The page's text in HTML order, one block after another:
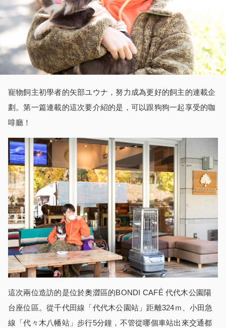
寵物飼主初學者的矢部ユウナ，努力成為更好的飼主的連載企
劃。第一篇連載的這次要介紹的是，可以跟狗狗一起享受的咖
啡廳！
這次兩位造訪的是位於奧澀區的BONDI CAFÉ 代代木公園陽
台座位區。從千代田線「代代木公園站」距離324ｍ、小田急
線「代々木八幡站」步行5分鐘，不管從哪個車站出來交通都